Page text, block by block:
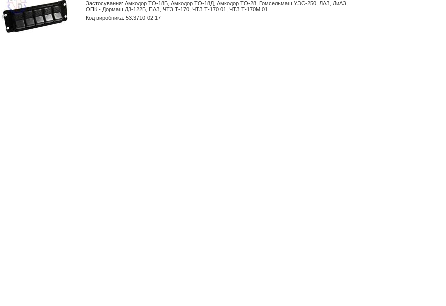
Застосування: Амкодор ТО-18Б, Амкодор ТО-18Д, Амкодор ТО-28, Гомсельмаш УЭС-250, ЛАЗ, ЛиАЗ,
ОПК - Дормаш Д3-122Б, ПАЗ, ЧТЗ Т-170, ЧТЗ Т-170.01, ЧТЗ Т-170М.01
Код виробника: 53.3710-02.17